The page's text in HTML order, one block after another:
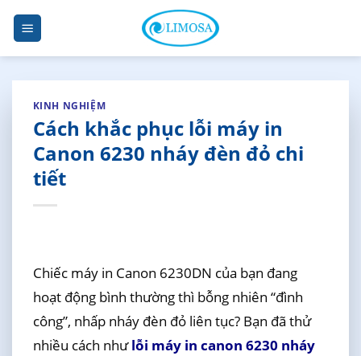
Skip
content
KINH NGHIỆM
Cách khắc phục lỗi máy in
Canon 6230 nháy đèn đỏ chi
tiết
Chiếc máy in Canon 6230DN của bạn đang
hoạt động bình thường thì bỗng nhiên “đình
công”, nhấp nháy đèn đỏ liên tục? Bạn đã thử
nhiều cách nhưlỗi máy in canon 6230 nháy